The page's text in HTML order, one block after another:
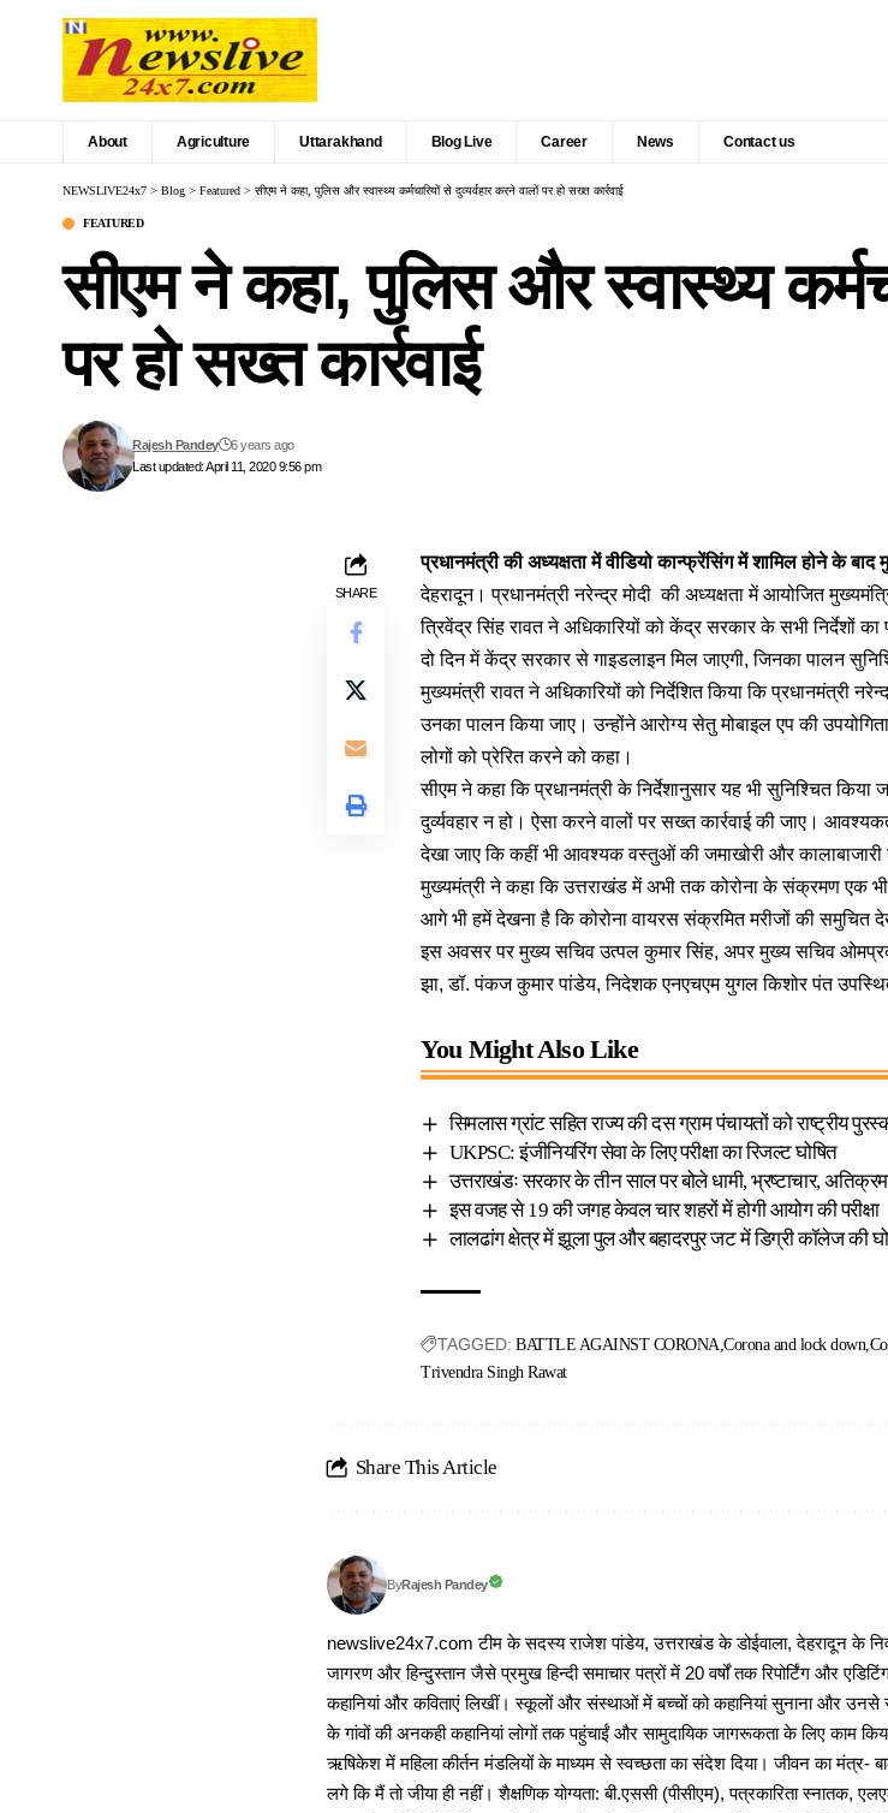
About Agriculture Uttarakhand Blog Live Career News Contact us
NEWSLIVE24x7 > Blog > Featured > सीएम ने कहा, पुलिस और स्वास्थ्य कर्मचारियों से दुव्यर्वहार करने वालों पर हो सख्त कार्रवाई
FEATURED
सीएम ने कहा, पुलिस और स्वास्थ्य
पर हो सख्त कार्रवाई
Last updated: April 11, 2020 9:56 pm
Rajesh Pandey 6 years ago
SHARE
प्रधानमंत्री की अध्यक्षता में वीडियो कान्फ्रेंसिंग में शामिल होने के बाद
देहरादून। प्रधानमंत्री नरेन्द्र मोदी की अध्यक्षता में आयोजित
त्रिवेंद्र सिंह रावत ने अधिकारियों को केंद्र सरकार के सभी निर्देशों
दो दिन में केंद्र सरकार से गाइडलाइन मिल जाएगी, जिनका पालन
मुख्यमंत्री रावत ने अधिकारियों को निर्देशित किया कि प्रधानमंत्री
उनका पालन किया जाए। उन्होंने आरोग्य सेतु मोबाइल एप की
लोगों को प्रेरित करने को कहा।
सीएम ने कहा कि प्रधानमंत्री के निर्देशानुसार यह भी सुनिश्चित किया
दुर्व्यवहार न हो। ऐसा करने वालों पर सख्त कार्रवाई की जाए।
देखा जाए कि कहीं भी आवश्यक वस्तुओं की जमाखोरी और कालाबाजारी
मुख्यमंत्री ने कहा कि उत्तराखंड में अभी तक कोरोना के संक्रमण एक
आगे भी हमें देखना है कि कोरोना वायरस संक्रमित मरीजों की समुचित
इस अवसर पर मुख्य सचिव उत्पल कुमार सिंह, अपर मुख्य सचिव
झा, डॉ. पंकज कुमार पांडेय, निदेशक एनएचएम युगल किशोर पंत
You Might Also Like
सिमलास ग्रांट सहित राज्य की दस ग्राम पंचायतों को राष्ट्रीय
UKPSC: इंजीनियरिंग सेवा के लिए परीक्षा का रिजल्ट घोषित
उत्तराखंडः सरकार के तीन साल पर बोले धामी, भ्रष्टाचार,
इस वजह से 19 की जगह केवल चार शहरों में होगी आयोग की परीक्षा
लालढांग क्षेत्र में झूला पुल और बहादरपुर जट में डिग्री कॉलेज की
TAGGED: BATTLE AGAINST CORONA Corona and lock down
Trivendra Singh Rawat
Share This Article
ByRajesh Pandey
newslive24x7.com टीम के सदस्य राजेश पांडेय, उत्तराखंड के डोईवाला, देहरादून के
जागरण और हिन्दुस्तान जैसे प्रमुख हिन्दी समाचार पत्रों में 20 वर्षों तक रिपोर्टिंग और
कहानियां और कविताएं लिखीं। स्कूलों और संस्थाओं में बच्चों को कहानियां सुनाना और उनसे
के गांवों की अनकही कहानियां लोगों तक पहुंचाईं और सामुदायिक जागरूकता के लिए काम
ऋषिकेश में महिला कीर्तन मंडलियों के माध्यम से स्वच्छता का संदेश दिया। जीवन का मंत्र-
लगे कि मैं तो जीया ही नहीं। शैक्षणिक योग्यता: बी.एससी (पीसीएम), पत्रकारिता स्नातक,